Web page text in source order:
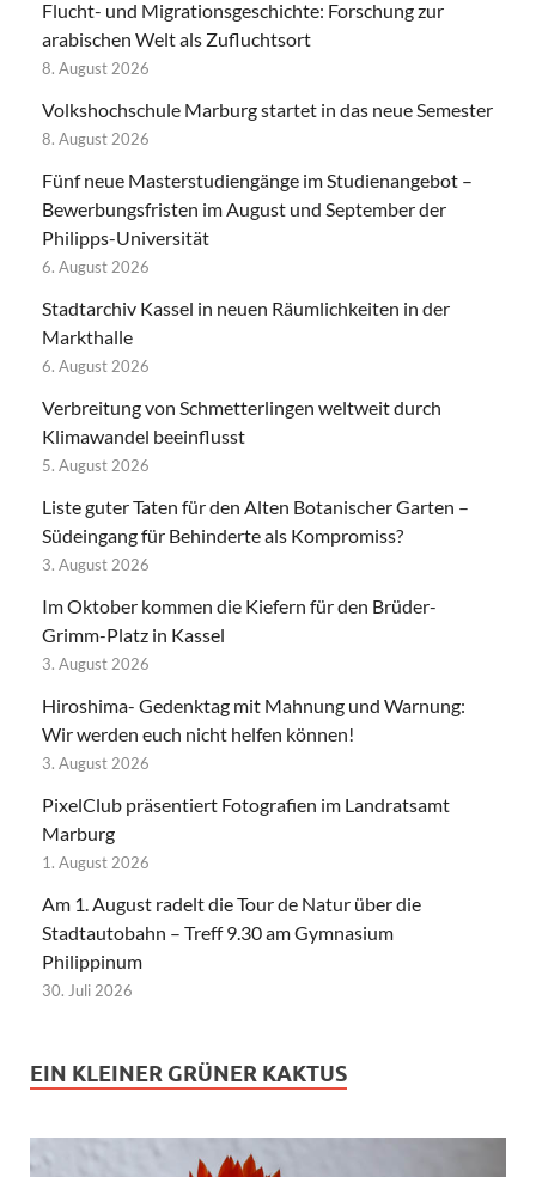
Flucht- und Migrationsgeschichte: Forschung zur
arabischen Welt als Zufluchtsort
8. August 2026
Volkshochschule Marburg startet in das neue Semester
8. August 2026
Fünf neue Masterstudiengänge im Studienangebot –
Bewerbungsfristen im August und September der
Philipps-Universität
6. August 2026
Stadtarchiv Kassel in neuen Räumlichkeiten in der
Markthalle
6. August 2026
Verbreitung von Schmetterlingen weltweit durch
Klimawandel beeinflusst
5. August 2026
Liste guter Taten für den Alten Botanischer Garten –
Südeingang für Behinderte als Kompromiss?
3. August 2026
Im Oktober kommen die Kiefern für den Brüder-
Grimm-Platz in Kassel
3. August 2026
Hiroshima- Gedenktag mit Mahnung und Warnung:
Wir werden euch nicht helfen können!
3. August 2026
PixelClub präsentiert Fotografien im Landratsamt
Marburg
1. August 2026
Am 1. August radelt die Tour de Natur über die
Stadtautobahn – Treff 9.30 am Gymnasium
Philippinum
30. Juli 2026
EIN KLEINER GRÜNER KAKTUS